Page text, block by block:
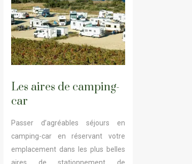
Les aires de camping-
car
Passer d’agréables séjours en
camping-car en réservant votre
emplacement dans les plus belles